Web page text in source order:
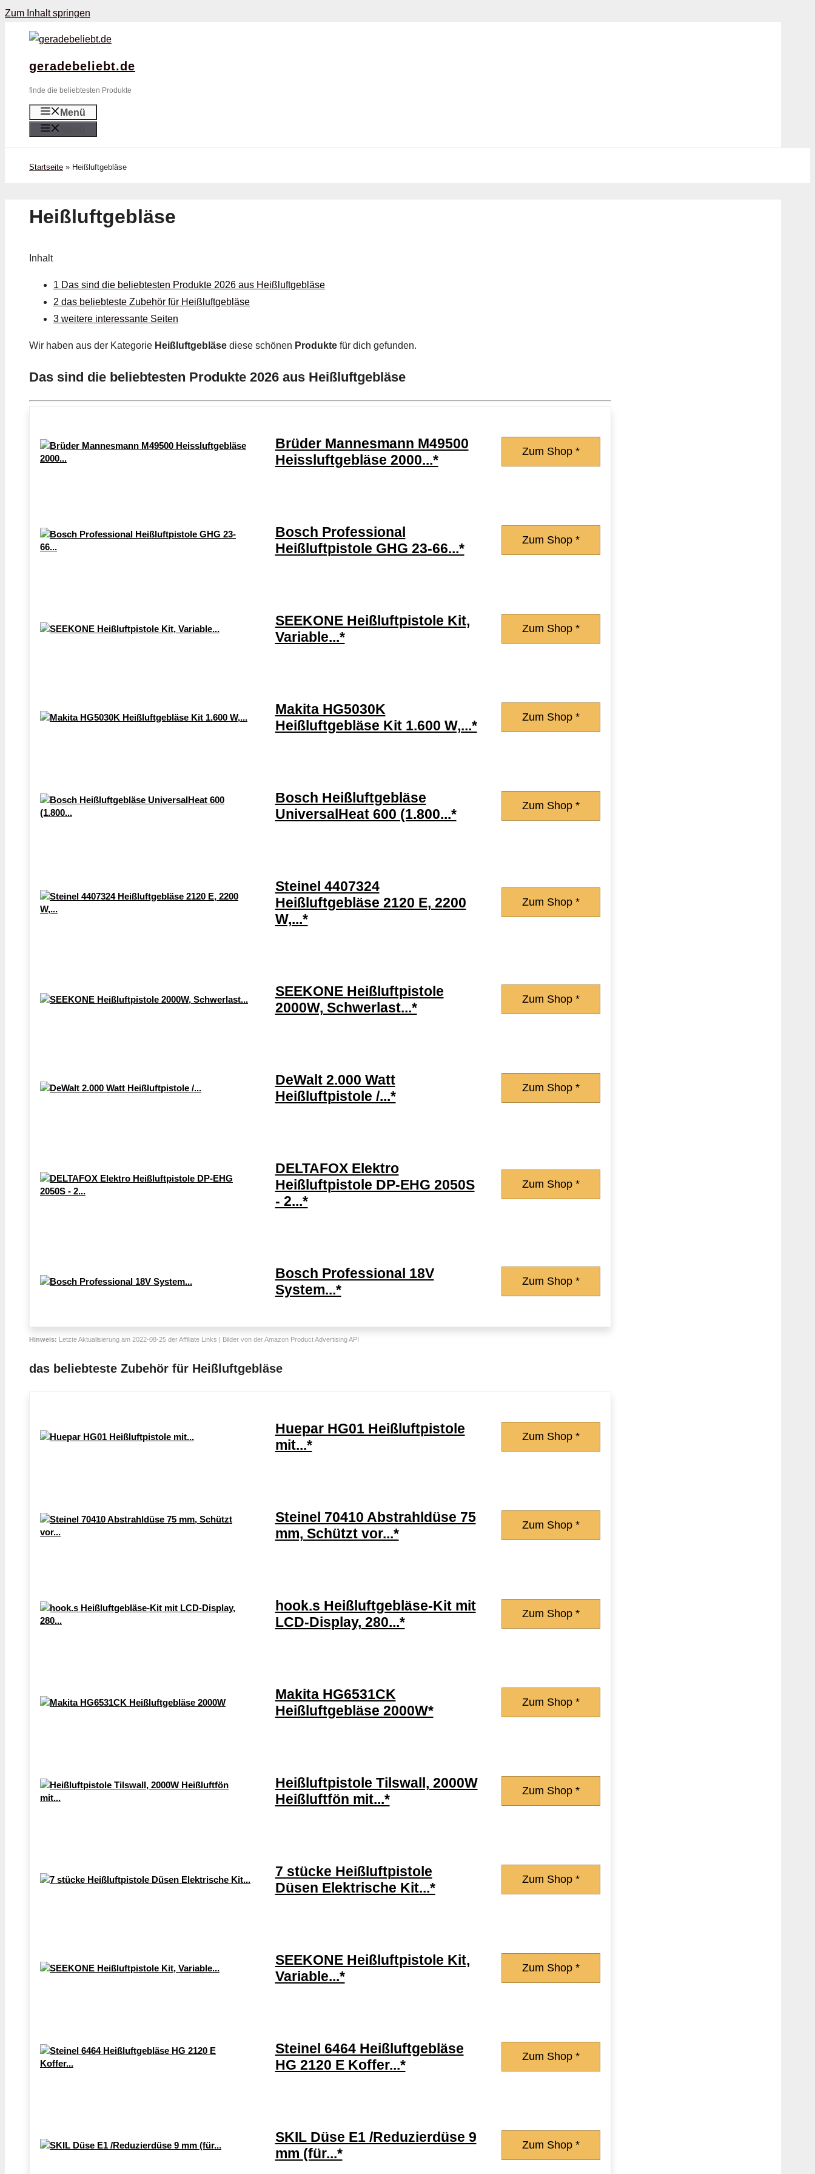
Zum Inhalt springen
geradebeliebt.de
finde die beliebtesten Produkte
Menü
Startseite » Heißluftgebläse
Heißluftgebläse
Inhalt
1 Das sind die beliebtesten Produkte 2026 aus Heißluftgebläse
2 das beliebteste Zubehör für Heißluftgebläse
3 weitere interessante Seiten
Wir haben aus der Kategorie Heißluftgebläse diese schönen Produkte für dich gefunden.
Das sind die beliebtesten Produkte 2026 aus Heißluftgebläse
Brüder Mannesmann M49500
Heissluftgebläse 2000...*
Zum Shop *
Bosch Professional
Heißluftpistole GHG 23-66...*
Zum Shop *
SEEKONE Heißluftpistole Kit,
Variable...*
Zum Shop *
Makita HG5030K
Heißluftgebläse Kit 1.600 W,...*
Zum Shop *
Bosch Heißluftgebläse
UniversalHeat 600 (1.800...*
Zum Shop *
Steinel 4407324
Heißluftgebläse 2120 E, 2200
W,...*
Zum Shop *
SEEKONE Heißluftpistole
2000W, Schwerlast...*
Zum Shop *
DeWalt 2.000 Watt
Heißluftpistole /...*
Zum Shop *
DELTAFOX Elektro
Heißluftpistole DP-EHG 2050S
- 2...*
Zum Shop *
Bosch Professional 18V
System...*
Zum Shop *
Hinweis: Letzte Aktualisierung am 2022-08-25 der Affiliate Links | Bilder von der Amazon Product Advertising API
das beliebteste Zubehör für Heißluftgebläse
Huepar HG01 Heißluftpistole
mit...*
Zum Shop *
Steinel 70410 Abstrahldüse 75
mm, Schützt vor...*
Zum Shop *
hook.s Heißluftgebläse-Kit mit
LCD-Display, 280...*
Zum Shop *
Makita HG6531CK
Heißluftgebläse 2000W*
Zum Shop *
Heißluftpistole Tilswall, 2000W
Heißluftfön mit...*
Zum Shop *
7 stücke Heißluftpistole
Düsen Elektrische Kit...*
Zum Shop *
SEEKONE Heißluftpistole Kit,
Variable...*
Zum Shop *
Steinel 6464 Heißluftgebläse
HG 2120 E Koffer...*
Zum Shop *
SKIL Düse E1 /Reduzierdüse 9
mm (für...*
Zum Shop *